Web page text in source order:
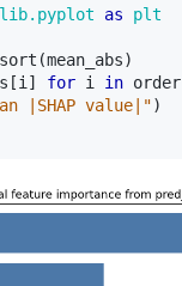
as plt
(mean_abs)
[i] for i in order
|SHAP value|")